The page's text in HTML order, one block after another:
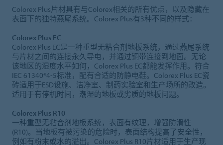
Colorex Plus片材具有与Colorex相关的所有优点，以及隐藏在
表面下的独特燕尾系统。Colorex Plus有3种不同的样式：
Colorex Plus EC
Colorex Plus EC是一种重型无粘合剂地板系统，通过燕尾系统
与片材之间的连接永久导电，并通过铜带连接到地面。无论
该地区的湿度水平如何，Colorex Plus EC都能发挥作用。符合
IEC 61340*4-5标准，配有合适的防静电鞋。Colorex Plus EC瓷
砖适用于ESD设施、洁净室、制药实验室和生产场所的改造。
适用于有停机时间，潮湿的地板或劣质的地板问题。
Colorex Plus R10
一种重型无粘合剂地板系统，表面有纹理，增强防滑性
(R10)。当地板有被污染的危险时，表面结构提高了安全性，
例如有粉末或水的溢出。Colorex Plus R10片材适用于生产现